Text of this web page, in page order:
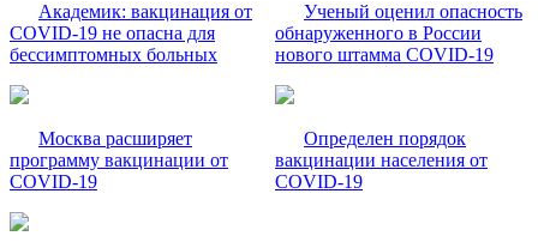
Академик: вакцинация от
COVID-19 не опасна для
бессимптомных больных
Ученый оценил опасность
обнаруженного в России
нового штамма COVID-19
Москва расширяет
программу вакцинации от
COVID-19
Определен порядок
вакцинации населения от
COVID-19